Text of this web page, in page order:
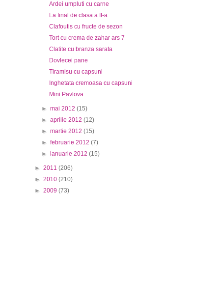
Ardei umpluti cu carne
La final de clasa a II-a
Clafoutis cu fructe de sezon
Tort cu crema de zahar ars 7
Clatite cu branza sarata
Dovlecei pane
Tiramisu cu capsuni
Inghetata cremoasa cu capsuni
Mini Pavlova
►mai 2012(15)
►aprilie 2012(12)
►martie 2012(15)
►februarie 2012(7)
►ianuarie 2012(15)
► 2011 (206)
► 2010 (210)
► 2009 (73)